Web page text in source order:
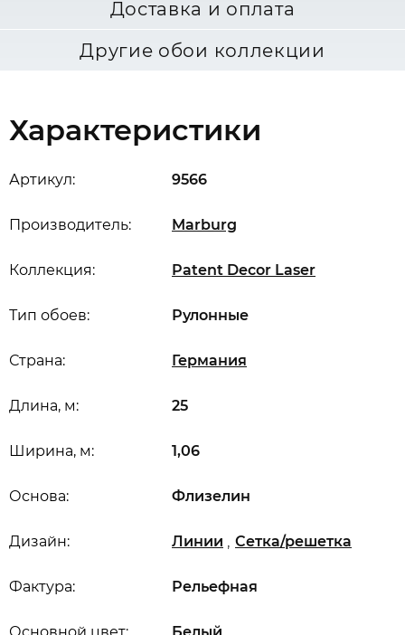
Доставка и оплата
Другие обои коллекции
Характеристики
Артикул: 9566
Производитель: Marburg
Коллекция: Patent Decor Laser
Длина, м: 25
Ширина, м: 1,06
Дизайн: Линии , Сетка/решетка
Основа: Флизелин
Страна: Германия
Тип обоев: Рулонные
Фактура: Рельефная